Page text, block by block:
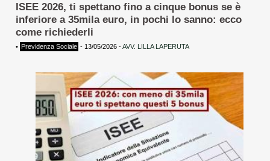
ISEE 2026, ti spettano fino a cinque bonus se è
inferiore a 35mila euro, in pochi lo sanno: ecco
come richiederli
• Previdenza Sociale - 13/05/2026 -AVV. LILLA LAPERUTA